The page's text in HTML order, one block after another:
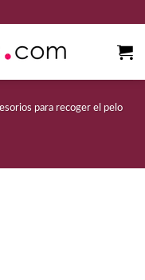
para recoger el pelo